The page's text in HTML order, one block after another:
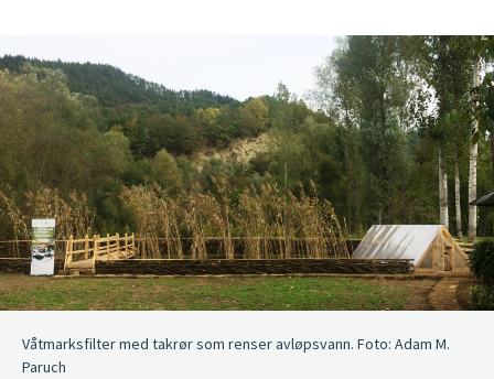
Våtmarksfilter med takrør som renser avløpsvann. Foto: Adam M.
Paruch